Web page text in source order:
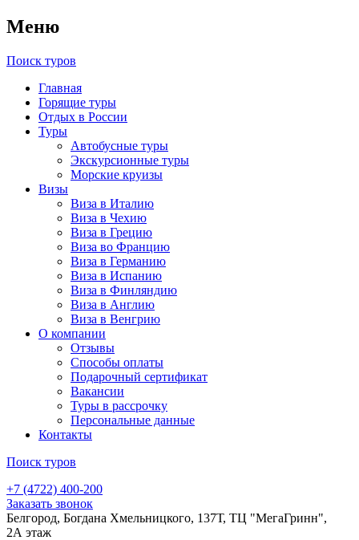
Меню
Поиск туров
Главная
Горящие туры
Отдых в России
Туры
Автобусные туры
Экскурсионные туры
Морские круизы
Визы
Виза в Италию
Виза в Чехию
Виза в Грецию
Виза во Францию
Виза в Германию
Виза в Испанию
Виза в Финляндию
Виза в Англию
Виза в Венгрию
О компании
Отзывы
Способы оплаты
Подарочный сертификат
Вакансии
Туры в рассрочку
Персональные данные
Контакты
Поиск туров
+7 (4722) 400-200
Заказать звонок
Белгород, Богдана Хмельницкого, 137Т, ТЦ "МегаГринн",
2А этаж